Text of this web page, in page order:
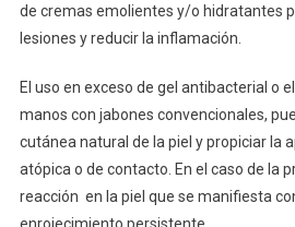
de cremas emolientes y/o hidratantes
lesiones y reducir la inflamación.
El uso en exceso de gel antibacterial o
manos con jabones convencionales,
cutánea natural de la piel y propiciar la
atópica o de contacto. En el caso de la
reacción en la piel que se manifiesta
enrojecimiento persistente.